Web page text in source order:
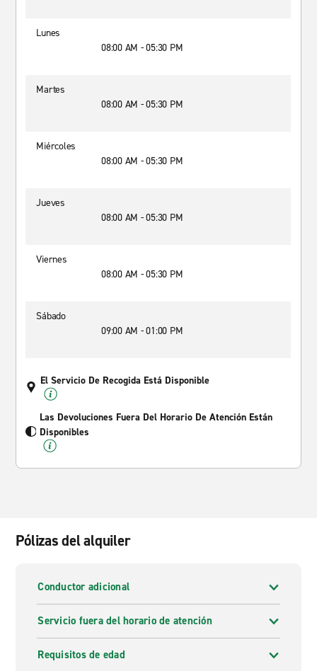
Lunes
08:00 AM - 05:30 PM
Martes
08:00 AM - 05:30 PM
Miércoles
08:00 AM - 05:30 PM
Jueves
08:00 AM - 05:30 PM
Viernes
08:00 AM - 05:30 PM
Sábado
09:00 AM - 01:00 PM
El Servicio De Recogida Está Disponible
Las Devoluciones Fuera Del Horario De Atención Están
Disponibles
Pólizas del alquiler
Conductor adicional
Servicio fuera del horario de atención
Requisitos de edad